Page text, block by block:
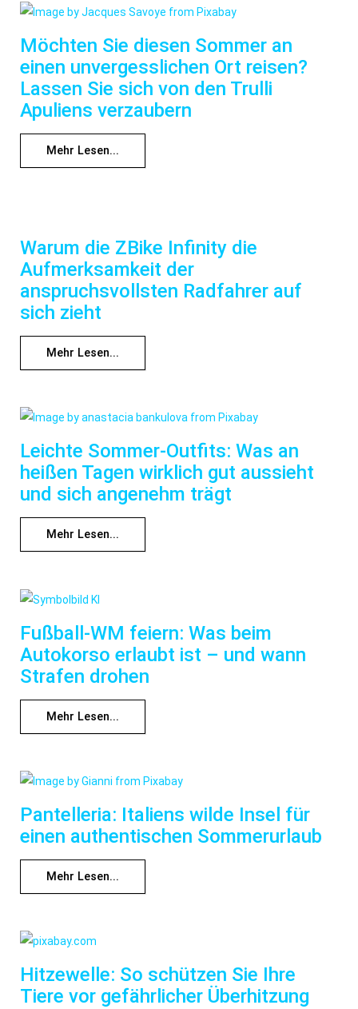
Möchten Sie diesen Sommer an
einen unvergesslichen Ort reisen?
Lassen Sie sich von den Trulli
Apuliens verzaubern
Mehr Lesen...
Warum die ZBike Infinity die
Aufmerksamkeit der
anspruchsvollsten Radfahrer auf
sich zieht
Mehr Lesen...
Leichte Sommer-Outfits: Was an
heißen Tagen wirklich gut aussieht
und sich angenehm trägt
Mehr Lesen...
Fußball-WM feiern: Was beim
Autokorso erlaubt ist – und wann
Strafen drohen
Mehr Lesen...
Pantelleria: Italiens wilde Insel für
einen authentischen Sommerurlaub
Mehr Lesen...
Hitzewelle: So schützen Sie Ihre
Tiere vor gefährlicher Überhitzung